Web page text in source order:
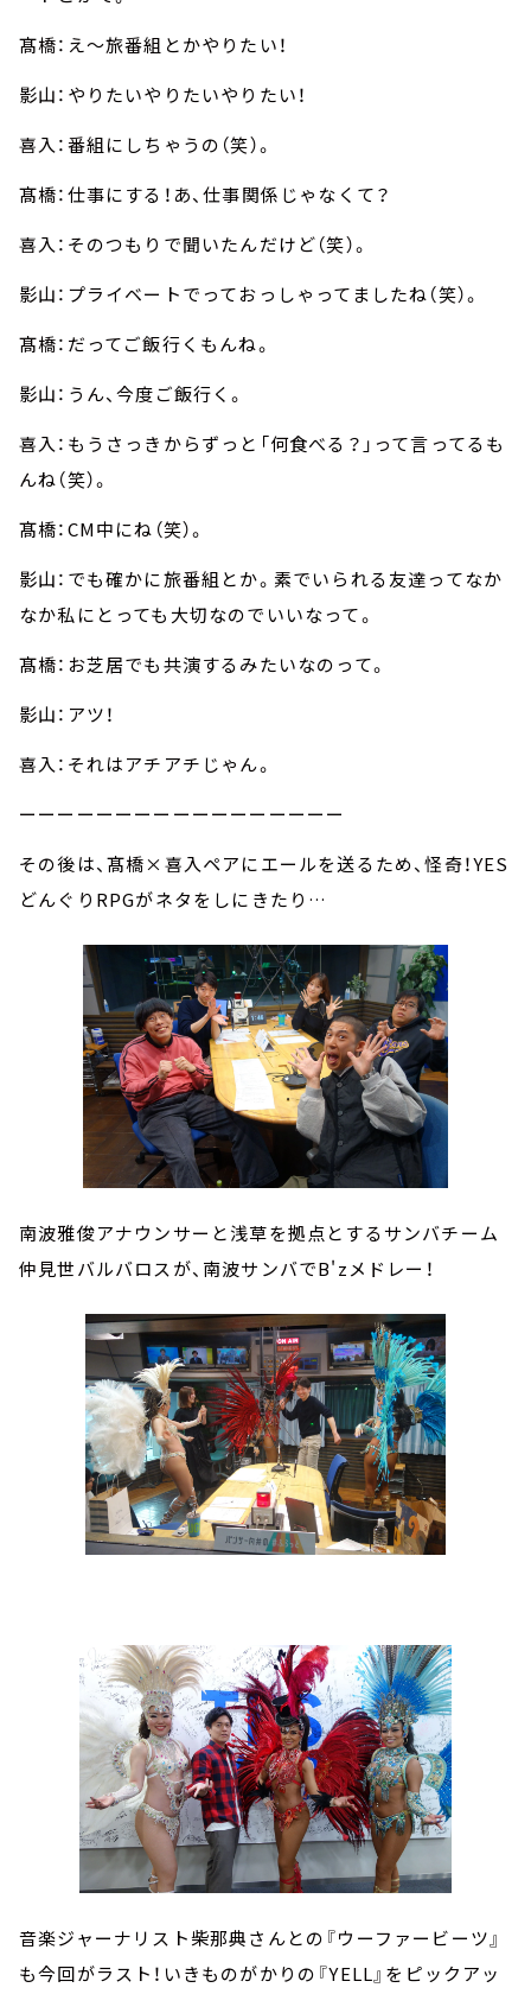
髙橋：え～旅番組とかやりたい！
影山：やりたいやりたいやりたい！
喜入：番組にしちゃうの（笑）。
髙橋：仕事にする！あ、仕事関係じゃなくて？
喜入：そのつもりで聞いたんだけど（笑）。
影山：プライベートでっておっしゃってましたね（笑）。
髙橋：だってご飯行くもんね。
影山：うん、今度ご飯行く。
喜入：もうさっきからずっと「何食べる？」って言ってるも
んね（笑）。
髙橋：CM中にね（笑）。
影山：でも確かに旅番組とか。素でいられる友達ってなか
なか私にとっても大切なのでいいなって。
髙橋：お芝居でも共演するみたいなのって。
影山：アツ！
喜入：それはアチアチじゃん。
ーーーーーーーーーーーーーーーーー
その後は、髙橋×喜入ペアにエールを送るため、怪奇！YES
どんぐりRPGがネタをしにきたり…
南波雅俊アナウンサーと浅草を拠点とするサンバチーム
仲見世バルバロスが、南波サンバでB'zメドレー！
音楽ジャーナリスト柴那典さんとの『ウーファービーツ』
も今回がラスト！いきものがかりの『YELL』をピックアッ